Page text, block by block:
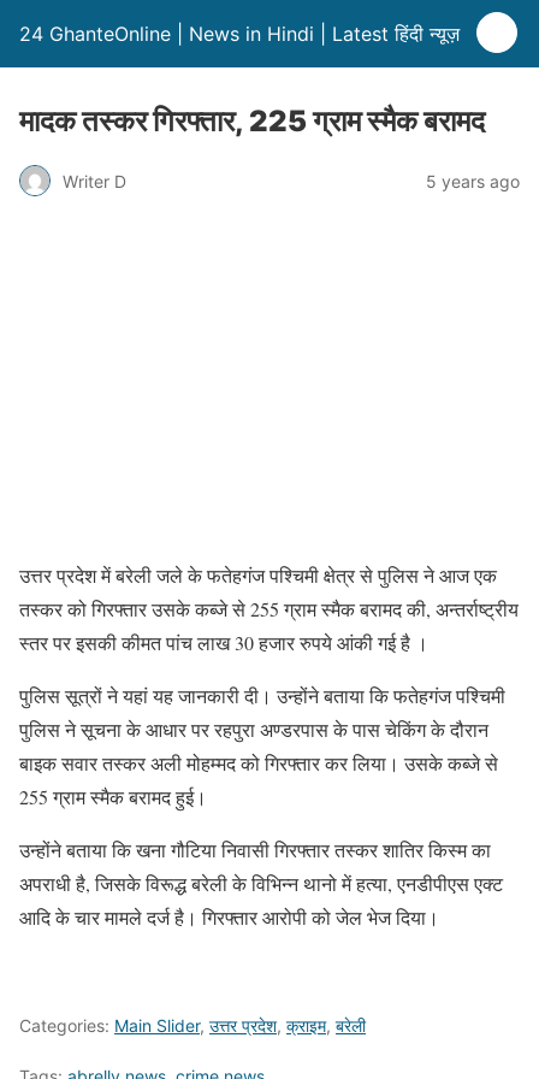
24 GhanteOnline | News in Hindi | Latest हिंदी न्यूज़
मादक तस्कर गिरफ्तार, 225 ग्राम स्मैक बरामद
Writer D 5 years ago
उत्तर प्रदेश में बरेली जले के फतेहगंज पश्चिमी क्षेत्र से पुलिस ने आज एक
तस्कर को गिरफ्तार उसके कब्जे से 255 ग्राम स्मैक बरामद की, अन्तर्राष्ट्रीय
स्तर पर इसकी कीमत पांच लाख 30 हजार रुपये आंकी गई है ।
पुलिस सूत्रों ने यहां यह जानकारी दी। उन्होंने बताया कि फतेहगंज पश्चिमी
पुलिस ने सूचना के आधार पर रहपुरा अण्डरपास के पास चेकिंग के दौरान
बाइक सवार तस्कर अली मोहम्मद को गिरफ्तार कर लिया। उसके कब्जे से
255 ग्राम स्मैक बरामद हुई।
उन्होंने बताया कि खना गौटिया निवासी गिरफ्तार तस्कर शातिर किस्म का
अपराधी है, जिसके विरूद्ध बरेली के विभिन्न थानो में हत्या, एनडीपीएस एक्ट
आदि के चार मामले दर्ज है। गिरफ्तार आरोपी को जेल भेज दिया।
Categories: Main Slider, उत्तर प्रदेश, क्राइम, बरेली